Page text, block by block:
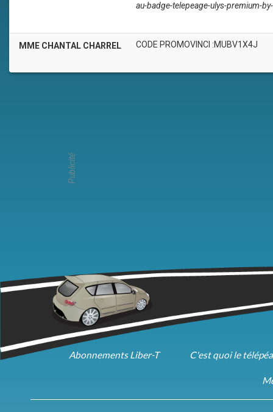
au-badge-telepeage-ulys-premium-
MME CHANTAL CHARREL CODE PROMOVINCI :MUBV1X4J
Publicité
Abonnements Liber-T C'est quoi le